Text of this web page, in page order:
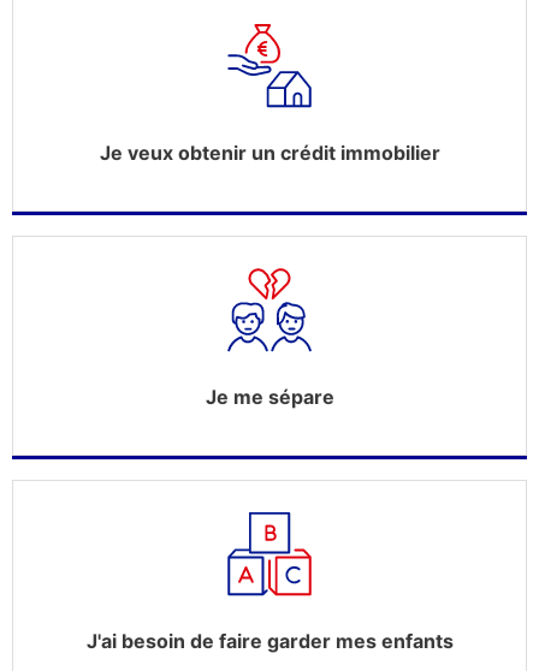
Je veux obtenir un crédit immobilier
Je me sépare
J'ai besoin de faire garder mes enfants